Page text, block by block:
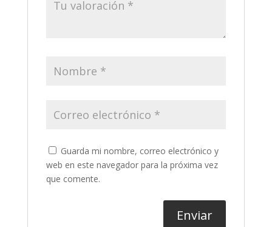
Guarda mi nombre, correo electrónico y
web en este navegador para la próxima vez
que comente.